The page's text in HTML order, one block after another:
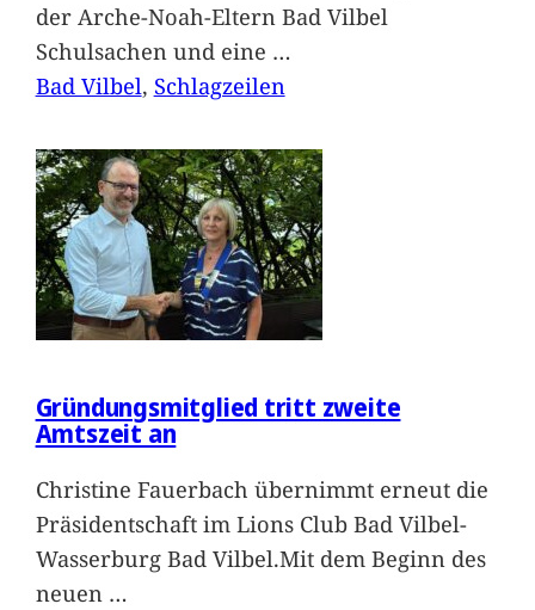
der Arche-Noah-Eltern Bad Vilbel
Schulsachen und eine …
Bad Vilbel, Schlagzeilen
Gründungsmitglied tritt zweite
Amtszeit an
Christine Fauerbach übernimmt erneut die
Präsidentschaft im Lions Club Bad Vilbel-
Wasserburg Bad Vilbel.Mit dem Beginn des
neuen …